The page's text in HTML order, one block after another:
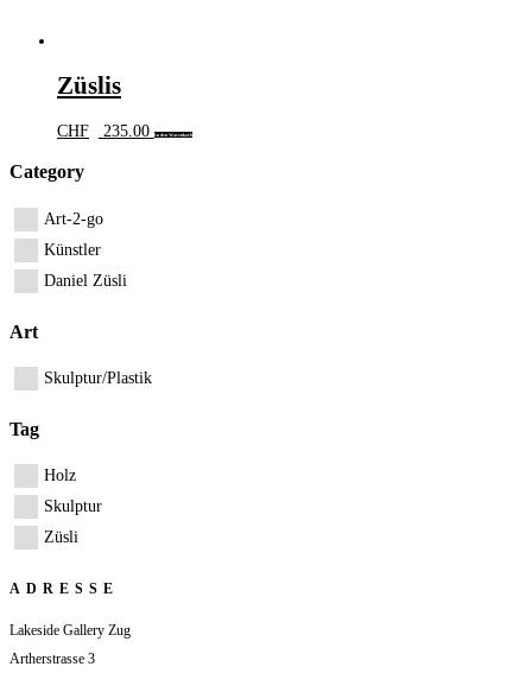
Züslis
CHF 235.00 In den Warenkorb
Category
Art-2-go
Künstler
Daniel Züsli
Art
Skulptur/Plastik
Tag
Holz
Skulptur
Züsli
ADRESSE
Lakeside Gallery Zug
Artherstrasse 3